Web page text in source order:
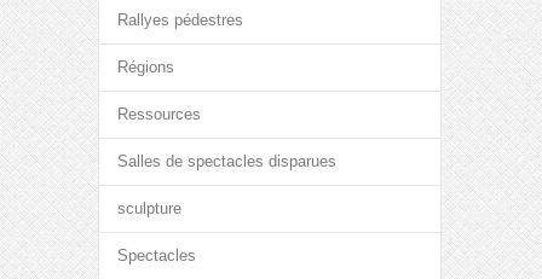
Rallyes pédestres
Régions
Ressources
Salles de spectacles disparues
sculpture
Spectacles